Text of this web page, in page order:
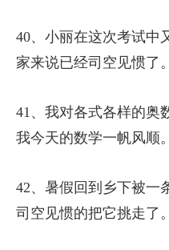
40、小丽在这次考试中
家来说已经司空见惯了。
41、我对各式各样的奥
我今天的数学一帆风顺。
42、暑假回到乡下被一
司空见惯的把它挑走了。